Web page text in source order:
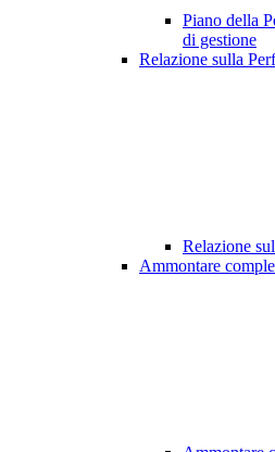
Piano della
di gestione
Relazione sulla
Relazione
Ammontare